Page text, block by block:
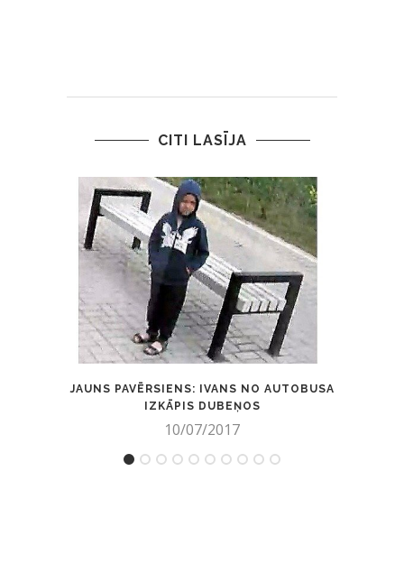
CITI LASĪJA
JAUNS PAVĒRSIENS: IVANS NO AUTOBUSA
IZKĀPIS DUBEŅOS
10/07/2017